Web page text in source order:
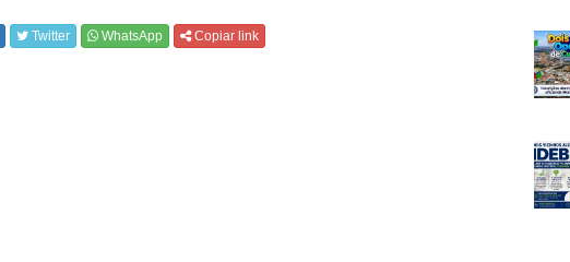
Twitter WhatsApp Copiar link